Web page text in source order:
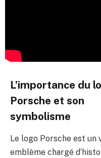
L’importance du
Porsche et son
symbolisme
Le logo Porsche est un
emblème chargé